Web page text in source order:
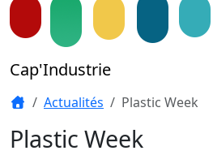
Cap'Industrie
Actualités Plastic Week
Plastic Week